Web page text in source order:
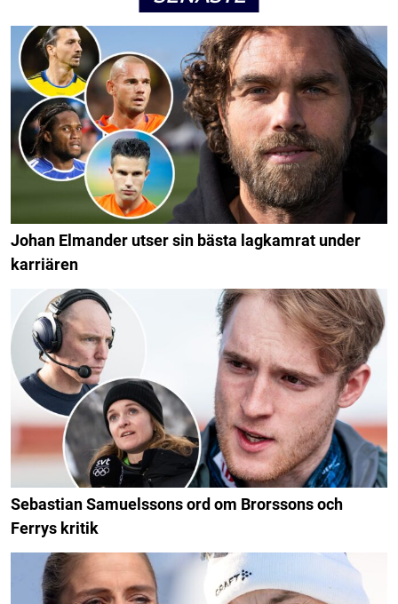
Johan Elmander utser sin bästa lagkamrat under
karriären
Sebastian Samuelssons ord om Brorssons och
Ferrys kritik